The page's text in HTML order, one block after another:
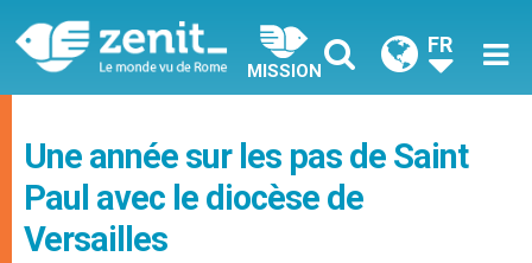
MISSION
FR
Une année sur les pas de Saint
Paul avec le diocèse de
Versailles